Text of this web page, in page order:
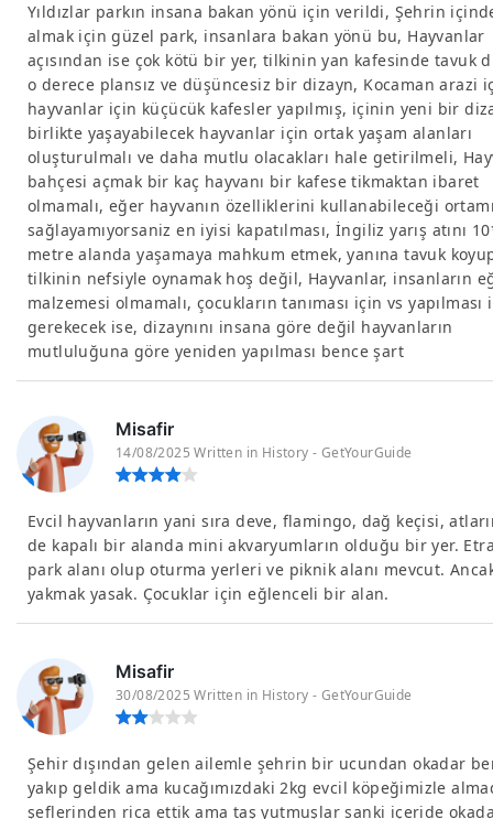
Yıldızlar parkın insana bakan yönü için verildi, Şehrin
almak için güzel park, insanlara bakan yönü bu, Hayvanlar
açısından ise çok kötü bir yer, tilkinin yan kafesinde tavuk
o derece plansız ve düşüncesiz bir dizayn, Kocaman arazi
hayvanlar için küçücük kafesler yapılmış, içinin yeni bir
birlikte yaşayabilecek hayvanlar için ortak yaşam alanları
oluşturulmalı ve daha mutlu olacakları hale getirilmeli,
bahçesi açmak bir kaç hayvanı bir kafese tikmaktan ibaret
olmamalı, eğer hayvanın özelliklerini kullanabileceği
sağlayamıyorsaniz en iyisi kapatılması, İngiliz yarış atını
metre alanda yaşamaya mahkum etmek, yanına tavuk
tilkinin nefsiyle oynamak hoş değil, Hayvanlar, insanların
malzemesi olmamalı, çocukların tanıması için vs yapılması
gerekecek ise, dizaynını insana göre değil hayvanların
mutluluğuna göre yeniden yapılması bence şart
Misafir
14/08/2025 Written in History - GetYourGuide
Evcil hayvanların yani sıra deve, flamingo, dağ keçisi,
de kapalı bir alanda mini akvaryumların olduğu bir yer.
park alanı olup oturma yerleri ve piknik alanı mevcut.
yakmak yasak. Çocuklar için eğlenceli bir alan.
Misafir
30/08/2025 Written in History - GetYourGuide
Şehir dışından gelen ailemle şehrin bir ucundan okadar
yakıp geldik ama kucağımızdaki 2kg evcil köpeğimizle
şeflerinden rica ettik ama taş yutmuşlar sanki içeride